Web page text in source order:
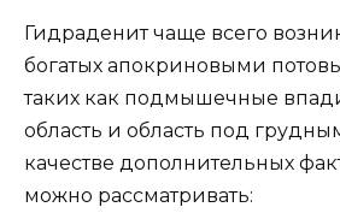
Гидраденит чаще всего
богатых апокриновыми
таких как подмышечные
область и область под
качестве дополнительных
можно рассматривать: